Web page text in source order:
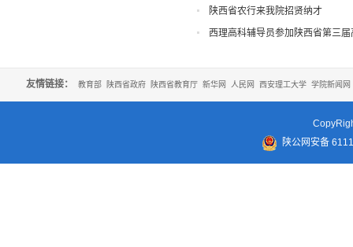
陕西省农行来我院招贤纳才
西理高科辅导员参加陕西省第三
友情链接： 教育部 陕西省政府 陕西省教育厅 新华网 人民网 西安理工大学 学院新闻网
陕公网安备